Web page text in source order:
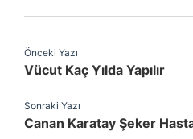
Önceki Yazı
Vücut Kaç Yılda Yapılır
Sonraki Yazı
Canan Karatay Şeker